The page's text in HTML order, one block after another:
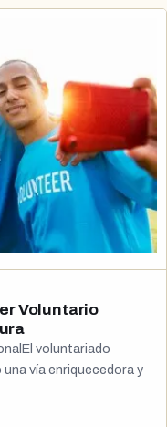
Voluntario
voluntariado
vía enriquecedora y